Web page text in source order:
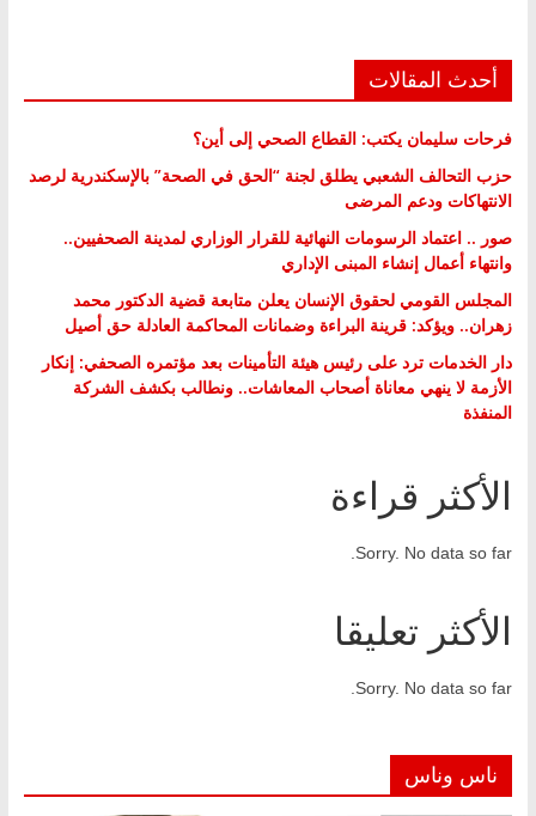
أحدث المقالات
فرحات سليمان يكتب: القطاع الصحي إلى أين؟
حزب التحالف الشعبي يطلق لجنة “الحق في الصحة” بالإسكندرية لرصد
الانتهاكات ودعم المرضى
صور .. اعتماد الرسومات النهائية للقرار الوزاري لمدينة الصحفيين..
وانتهاء أعمال إنشاء المبنى الإداري
المجلس القومي لحقوق الإنسان يعلن متابعة قضية الدكتور محمد
زهران.. ويؤكد: قرينة البراءة وضمانات المحاكمة العادلة حق أصيل
دار الخدمات ترد على رئيس هيئة التأمينات بعد مؤتمره الصحفي: إنكار
الأزمة لا ينهي معاناة أصحاب المعاشات.. ونطالب بكشف الشركة
المنفذة
الأكثر قراءة
Sorry. No data so far.
الأكثر تعليقا
Sorry. No data so far.
ناس وناس